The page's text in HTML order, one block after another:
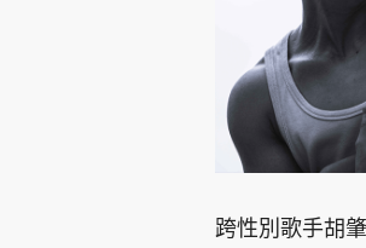
集團旗下品牌
東周刊
跨性別歌手胡